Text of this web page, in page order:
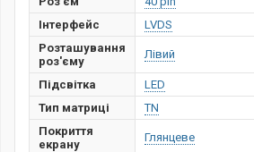
Інтерфейс
LVDS
Розташування
роз'єму
Лівий
Підсвітка
LED
Тип матриці
TN
Покриття
екрану
Глянцеве